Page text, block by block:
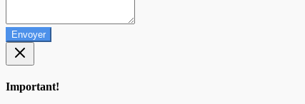
Envoyer
Important!